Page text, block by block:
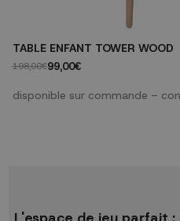
TABLE ENFANT TOWER WOOD
198,00€99,00€
disponible sur commande –